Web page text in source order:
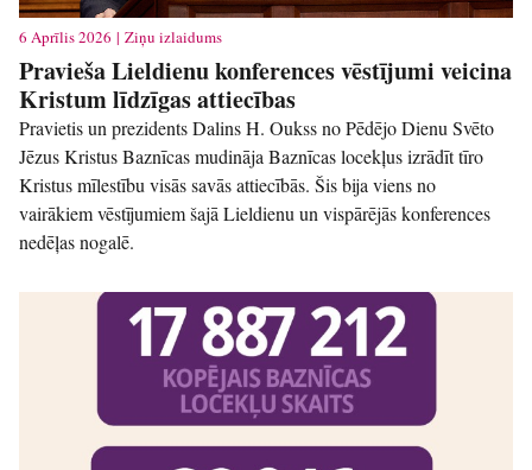
6 Aprīlis 2026 | Ziņu izlaidums
Pravieša Lieldienu konferences vēstījumi veicina
Kristum līdzīgas attiecības
Pravietis un prezidents Dalins H. Oukss no Pēdējo Dienu Svēto
Jēzus Kristus Baznīcas mudināja Baznīcas locekļus izrādīt tīro
Kristus mīlestību visās savās attiecībās. Šis bija viens no
vairākiem vēstījumiem šajā Lieldienu un vispārējās konferences
nedēļas nogalē.